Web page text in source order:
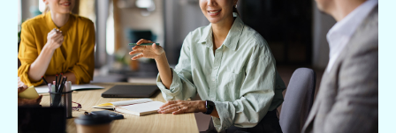
投資教育
服務中心
永續專區